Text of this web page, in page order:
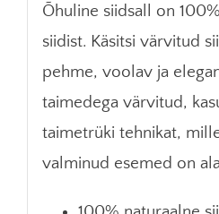
Õhuline siidsall on
siidist. Käsitsi värvitud
pehme, voolav ja
taimedega värvitud,
taimetrüki tehnikat,
valminud esemed on